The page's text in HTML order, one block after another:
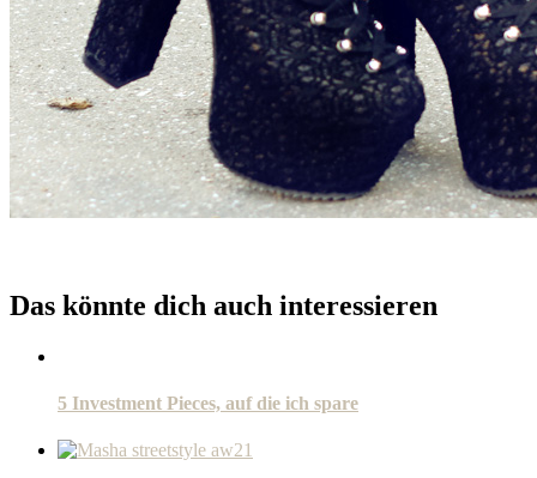
Das könnte dich auch interessieren
5 Investment Pieces, auf die ich spare